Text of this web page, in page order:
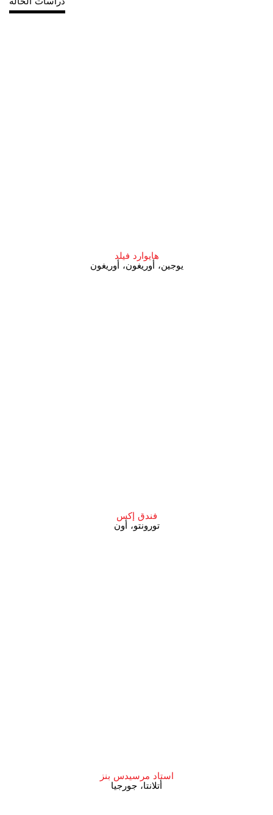
هايوارد فيلد
يوجين، أوريغون، أوريغون
فندق إكس
تورونتو، أون
استاد مرسيدس بنز
أتلانتا، جورجيا